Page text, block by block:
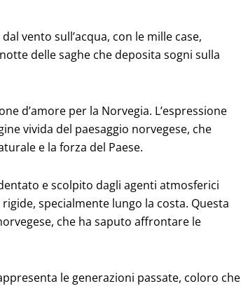
vento sull’acqua, con le mille case,
delle saghe che deposita sogni sulla
d’amore per la Norvegia. L’espressione
vivida del paesaggio norvegese, che
e la forza del Paese.
e scolpito dagli agenti atmosferici
specialmente lungo la costa. Questa
che ha saputo affrontare le
le generazioni passate, coloro che